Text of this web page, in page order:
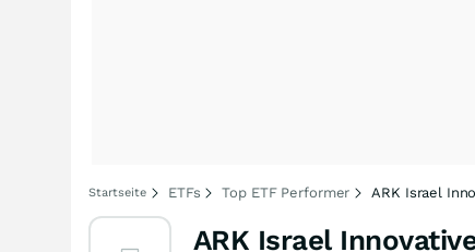
Startseite ETFs Top ETF Performer ARK Israel
ARK Israel